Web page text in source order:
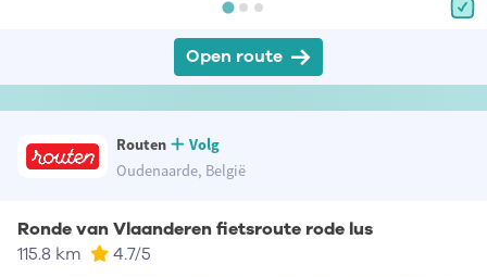
Open route
Routen
Volg
Oudenaarde, België
Ronde van Vlaanderen fietsroute rode lus
115.8 km 4.7/5